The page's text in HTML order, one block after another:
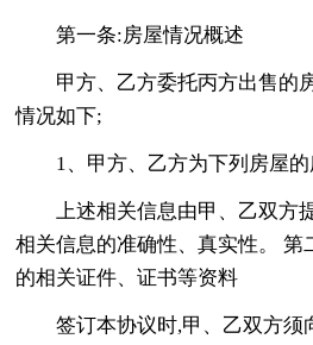
第一条:房屋情况概述
甲方、乙方委托丙方出售的
情况如下;
1、甲方、乙方为下列房屋
上述相关信息由甲、乙双方
相关信息的准确性、真实性。 第
的相关证件、证书等资料
签订本协议时,甲、乙双方须